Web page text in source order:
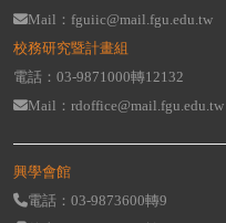
Mail：fguiic@mail.fgu.edu.tw
校務研究暨計畫組
電話：03-9871000轉12132
Mail：rdoffice@mail.fgu.edu.tw
興學會館
電話：03-9873600轉9